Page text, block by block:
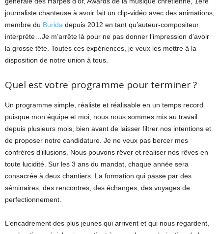
journaliste chanteuse à avoir fait un clip-vidéo avec des animations,
membre du Burida depuis 2012 en tant qu’auteur-compositeur
interprète…Je m’arrête là pour ne pas donner l’impression d’avoir
la grosse tête. Toutes ces expériences, je veux les mettre à la
disposition de notre union à tous.
Quel est votre programme pour terminer ?
Un programme simple, réaliste et réalisable en un temps record
puisque mon équipe et moi, nous nous sommes mis au travail
depuis plusieurs mois, bien avant de laisser filtrer nos intentions et
de proposer notre candidature. Je ne veux pas bercer mes
confrères d’illusions. Nous pouvons rêver et réaliser nos rêves en
toute lucidité. Sur les 3 ans du mandat, chaque année sera
consacrée à deux chantiers. La formation qui passe par des
séminaires, des rencontres, des échanges, des voyages de
perfectionnement.
L’encadrement des plus jeunes qui arrivent et qui nous regardent,